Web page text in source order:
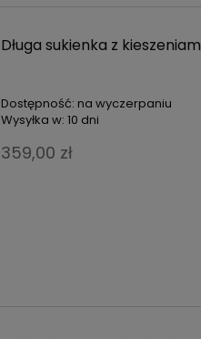
Długa sukienka z
Dostępność: na wyczerpaniu
Wysyłka w: 10 dni
359,00 zł